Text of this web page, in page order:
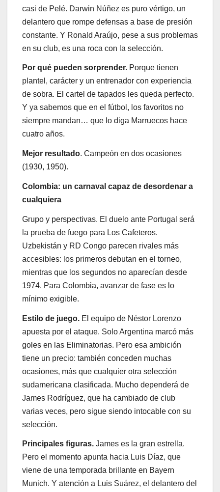
casi de Pelé. Darwin Núñez es puro vértigo, un
delantero que rompe defensas a base de presión
constante. Y Ronald Araújo, pese a sus problemas
en su club, es una roca con la selección.
Por qué pueden sorprender. Porque tienen
plantel, carácter y un entrenador con experiencia
de sobra. El cartel de tapados les queda perfecto.
Y ya sabemos que en el fútbol, los favoritos no
siempre mandan… que lo diga Marruecos hace
cuatro años.
Mejor resultado. Campeón en dos ocasiones
(1930, 1950).
Colombia: un carnaval capaz de desordenar a
cualquiera
Grupo y perspectivas. El duelo ante Portugal será
la prueba de fuego para Los Cafeteros.
Uzbekistán y RD Congo parecen rivales más
accesibles: los primeros debutan en el torneo,
mientras que los segundos no aparecían desde
1974. Para Colombia, avanzar de fase es lo
mínimo exigible.
Estilo de juego. El equipo de Néstor Lorenzo
apuesta por el ataque. Solo Argentina marcó más
goles en las Eliminatorias. Pero esa ambición
tiene un precio: también conceden muchas
ocasiones, más que cualquier otra selección
sudamericana clasificada. Mucho dependerá de
James Rodríguez, que ha cambiado de club
varias veces, pero sigue siendo intocable con su
selección.
Principales figuras. James es la gran estrella.
Pero el momento apunta hacia Luis Díaz, que
viene de una temporada brillante en Bayern
Munich. Y atención a Luis Suárez, el delantero del